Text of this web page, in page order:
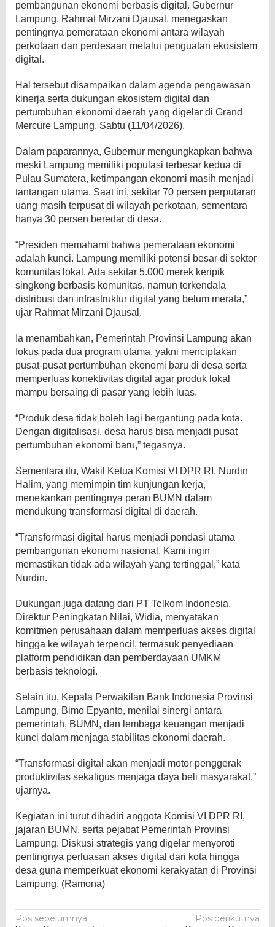
pembangunan ekonomi berbasis digital. Gubernur
Lampung, Rahmat Mirzani Djausal, menegaskan
pentingnya pemerataan ekonomi antara wilayah
perkotaan dan perdesaan melalui penguatan ekosistem
digital.
Hal tersebut disampaikan dalam agenda pengawasan
kinerja serta dukungan ekosistem digital dan
pertumbuhan ekonomi daerah yang digelar di Grand
Mercure Lampung, Sabtu (11/04/2026).
Dalam paparannya, Gubernur mengungkapkan bahwa
meski Lampung memiliki populasi terbesar kedua di
Pulau Sumatera, ketimpangan ekonomi masih menjadi
tantangan utama. Saat ini, sekitar 70 persen perputaran
uang masih terpusat di wilayah perkotaan, sementara
hanya 30 persen beredar di desa.
“Presiden memahami bahwa pemerataan ekonomi
adalah kunci. Lampung memiliki potensi besar di sektor
komunitas lokal. Ada sekitar 5.000 merek keripik
singkong berbasis komunitas, namun terkendala
distribusi dan infrastruktur digital yang belum merata,”
ujar Rahmat Mirzani Djausal.
Ia menambahkan, Pemerintah Provinsi Lampung akan
fokus pada dua program utama, yakni menciptakan
pusat-pusat pertumbuhan ekonomi baru di desa serta
memperluas konektivitas digital agar produk lokal
mampu bersaing di pasar yang lebih luas.
“Produk desa tidak boleh lagi bergantung pada kota.
Dengan digitalisasi, desa harus bisa menjadi pusat
pertumbuhan ekonomi baru,” tegasnya.
Sementara itu, Wakil Ketua Komisi VI DPR RI, Nurdin
Halim, yang memimpin tim kunjungan kerja,
menekankan pentingnya peran BUMN dalam
mendukung transformasi digital di daerah.
“Transformasi digital harus menjadi pondasi utama
pembangunan ekonomi nasional. Kami ingin
memastikan tidak ada wilayah yang tertinggal,” kata
Nurdin.
Dukungan juga datang dari PT Telkom Indonesia.
Direktur Peningkatan Nilai, Widia, menyatakan
komitmen perusahaan dalam memperluas akses digital
hingga ke wilayah terpencil, termasuk penyediaan
platform pendidikan dan pemberdayaan UMKM
berbasis teknologi.
Selain itu, Kepala Perwakilan Bank Indonesia Provinsi
Lampung, Bimo Epyanto, menilai sinergi antara
pemerintah, BUMN, dan lembaga keuangan menjadi
kunci dalam menjaga stabilitas ekonomi daerah.
“Transformasi digital akan menjadi motor penggerak
produktivitas sekaligus menjaga daya beli masyarakat,”
ujarnya.
Kegiatan ini turut dihadiri anggota Komisi VI DPR RI,
jajaran BUMN, serta pejabat Pemerintah Provinsi
Lampung. Diskusi strategis yang digelar menyoroti
pentingnya perluasan akses digital dari kota hingga
desa guna memperkuat ekonomi kerakyatan di Provinsi
Lampung. (Ramona)
Navigasi
Pos sebelumnya
Pos berikutnya